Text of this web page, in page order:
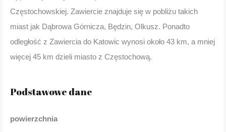
Częstochowskiej. Zawiercie znajduje się w pobliżu takich
miast jak Dąbrowa Górnicza, Będzin, Olkusz. Ponadto
odległość z Zawiercia do Katowic wynosi około 43 km, a mniej
więcej 45 km dzieli miasto z Częstochową.
Podstawowe dane
powierzchnia